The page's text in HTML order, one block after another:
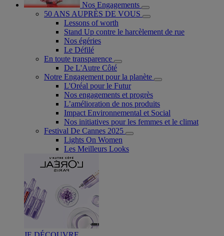
Nos Engagements
50 ANS AUPRÈS DE VOUS
Lessons of worth
Stand Up contre le harcèlement de rue
Nos égéries
Le Défilé
En toute transparence
De L'Autre Côté
Notre Engagement pour la planète
L'Oréal pour le Futur
Nos engagements et progrès
L’amélioration de nos produits
Impact Environnemental et Social
Nos initiatives pour les femmes et le climat
Festival De Cannes 2025
Lights On Women
Les Meilleurs Looks